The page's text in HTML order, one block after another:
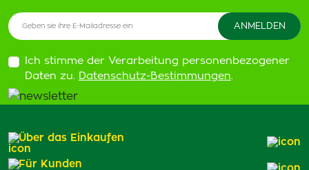
Ich stimme der Verarbeitung personenbezogener
Daten zu. Datenschutz-Bestimmungen.
Über das Einkaufen
Für Kunden